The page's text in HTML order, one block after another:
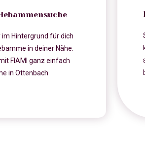
im Hintergrund für dich
in deiner Nähe.
FIAMI ganz einfach
in Ottenbach